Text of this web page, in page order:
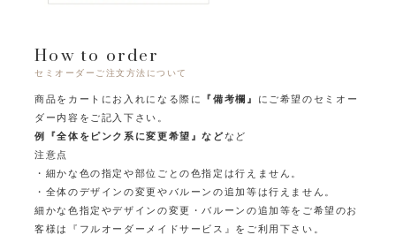
How to order
セミオーダーご注文方法について
商品をカートにお入れになる際に 『備考欄』
にご希望のセミオー
ダー内容をご記入下さい。
例『全体をピンク系に変更希望』などなど
注意点
・細かな色の指定や部位ごとの色指定は行えません。
・全体のデザインの変更やバルーンの追加等は行えません。
細かな色指定やデザインの変更・バルーンの追加等をご希望のお
客様は
『フルオーダーメイドサービス』をご利用下さい。